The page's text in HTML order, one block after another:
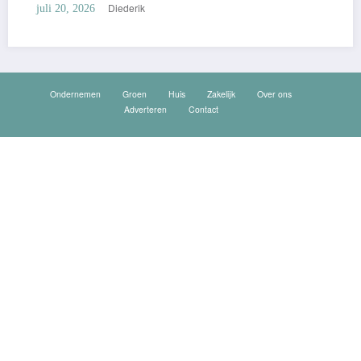
juli 20, 2026 Diederik
Ondernemen Groen Huis Zakelijk
Over ons
Adverteren
Contact